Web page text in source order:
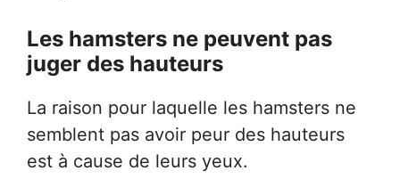
Les hamsters ne peuvent pas
juger des hauteurs
La raison pour laquelle les hamsters ne
semblent pas avoir peur des hauteurs
est à cause de leurs yeux.